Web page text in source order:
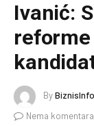
Ivanić:
ByBiznisInfo
Nema komentara